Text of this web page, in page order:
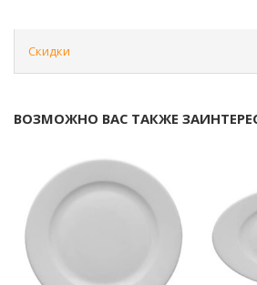
Скидки
ВОЗМОЖНО ВАС ТАКЖЕ